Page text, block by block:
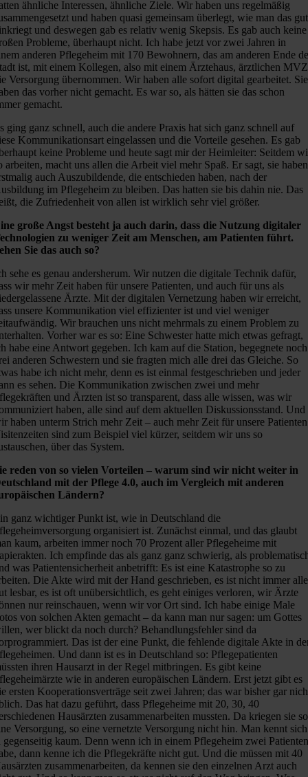
ähnliche Interessen, ähnliche Ziele. Wir haben uns regelmäßig
und haben quasi gemeinsam überlegt, wie man das gut
und deswegen gab es relativ wenig Skepsis. Es gab auch keine
Probleme, überhaupt nicht. Ich habe jetzt vor zwei Jahren in
anderen Pflegeheim mit 170 Bewohnern, das am anderen Ende
ist, mit einem Kollegen, also mit einem Ärztehaus, ärztlichen
Versorgung übernommen. Wir haben alle sofort digital gearbeitet. Sie
das vorher nicht gemacht. Es war so, als hätten sie das schon
gemacht.
ging ganz schnell, auch die andere Praxis hat sich ganz schnell auf
Kommunikationsart eingelassen und die Vorteile gesehen. Es gab
keine Probleme und heute sagt mir der Heimleiter: Seitdem
arbeiten, macht uns allen die Arbeit viel mehr Spaß. Er sagt, sie haben
auch Auszubildende, die entschieden haben, nach der
im Pflegeheim zu bleiben. Das hatten sie bis dahin nie. Das
die Zufriedenheit von allen ist wirklich sehr viel größer.
große Angst besteht ja auch darin, dass die Nutzung digitaler
zu weniger Zeit am Menschen, am Patienten führt.
Sie das auch so?
sehe es genau andersherum. Wir nutzen die digitale Technik dafür,
wir mehr Zeit haben für unsere Patienten, und auch für uns als
Ärzte. Mit der digitalen Vernetzung haben wir erreicht,
unsere Kommunikation viel effizienter ist und viel weniger
Wir brauchen uns nicht mehrmals zu einem Problem zu
Vorher war es so: Eine Schwester hatte mich etwas gefragt,
habe eine Antwort gegeben. Ich kam auf die Station, begegnete noch
anderen Schwestern und sie fragten mich alle drei das Gleiche. So
habe ich nicht mehr, denn es ist einmal festgeschrieben und jeder
es sehen. Die Kommunikation zwischen zwei und mehr
und Ärzten ist so transparent, dass alle wissen, was wir
haben, alle sind auf dem aktuellen Diskussionsstand. Und
haben unterm Strich mehr Zeit – auch mehr Zeit für unsere
sind zum Beispiel viel kürzer, seitdem wir uns so
über das System.
reden von so vielen Vorteilen – warum sind wir nicht weiter in
mit der Pflege 4.0, auch im Vergleich mit anderen
Ländern?
ganz wichtiger Punkt ist, wie in Deutschland die
organisiert ist. Zunächst einmal, und das glaubt
kaum, arbeiten immer noch 70 Prozent aller Pflegeheime mit
Ich empfinde das als ganz ganz schwierig, als
was Patientensicherheit anbetrifft: Es ist eine Katastrophe so zu
Die Akte wird mit der Hand geschrieben, es ist nicht immer
lesbar, es ist oft unübersichtlich, es geht einiges verloren, wir Ärzte
nur reinschauen, wenn wir vor Ort sind. Ich habe einige Male
von solchen Akten gemacht – da kann man nur sagen: um Gottes
wer blickt da noch durch? Behandlungsfehler sind da
Das ist der eine Punkt, die fehlende digitale Akte in
Und dann ist es in Deutschland so: Pflegepatienten
ihren Hausarzt in der Regel mitbringen. Es gibt keine
wie in anderen europäischen Ländern. Erst jetzt gibt es
ersten Kooperationsverträge seit zwei Jahren; das war bisher gar
Das hat dazu geführt, dass Pflegeheime mit 20, 30, 40
Hausärzten zusammenarbeiten mussten. Da kriegen sie so
Versorgung, so eine vernetzte Versorgung nicht hin. Man kennt sich
gegenseitig kaum. Denn wenn ich in einem Pflegeheim zwei
dann kenne ich die Pflegekräfte nicht gut. Und die müssen mit 40
zusammenarbeiten, da kennen sie den einzelnen Arzt auch